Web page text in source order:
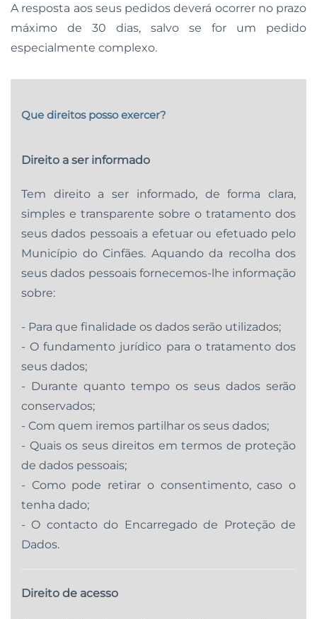
A resposta aos seus pedidos deverá ocorrer no prazo
máximo de 30 dias, salvo se for um pedido
especialmente complexo.
Que direitos posso exercer?
Direito a ser informado
Tem direito a ser informado, de forma clara,
simples e transparente sobre o tratamento dos
seus dados pessoais a efetuar ou efetuado pelo
Município do Cinfães. Aquando da recolha dos
seus dados pessoais fornecemos-lhe informação
sobre:
- Para que finalidade os dados serão utilizados;
- O fundamento jurídico para o tratamento dos
seus dados;
- Durante quanto tempo os seus dados serão
conservados;
- Com quem iremos partilhar os seus dados;
- Quais os seus direitos em termos de proteção
de dados pessoais;
- Como pode retirar o consentimento, caso o
tenha dado;
- O contacto do Encarregado de Proteção de
Dados.
Direito de acesso